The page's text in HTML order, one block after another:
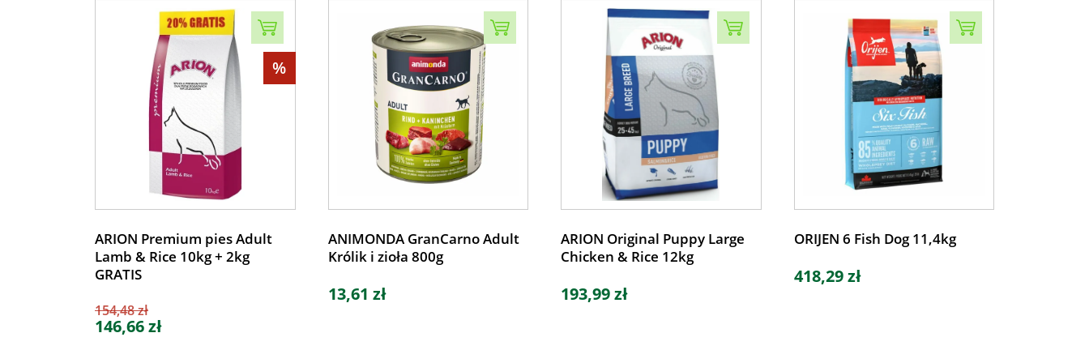
%
ARION Premium pies Adult
Lamb & Rice 10kg + 2kg
GRATIS
154,48 zł
146,66 zł
ANIMONDA GranCarno Adult
Królik i zioła 800g
13,61 zł
ARION Original Puppy Large
Chicken & Rice 12kg
193,99 zł
ORIJEN 6 Fish Dog 11,4kg
418,29 zł